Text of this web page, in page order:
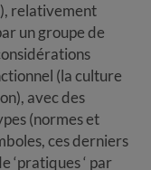
relativement
un groupe de
(la culture
avec des
(normes et
ces derniers
‘pratiques ‘ par